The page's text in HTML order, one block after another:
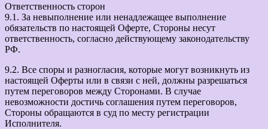
Ответственность сторон
9.1. За невыполнение или ненадлежащее выполнение
обязательств по настоящей Оферте, Стороны несут
ответственность, согласно действующему законодательству
РФ.
9.2. Все споры и разногласия, которые могут возникнуть из
настоящей Оферты или в связи с ней, должны разрешаться
путем переговоров между Сторонами. В случае
невозможности достичь соглашения путем переговоров,
Стороны обращаются в суд по месту регистрации
Исполнителя.